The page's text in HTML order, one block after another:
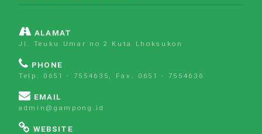
ALAMAT
Jl. Teuku Umar no 2 Kuta Lhoksukon
PHONE
Telp. 0651 - 7554635, Fax. 0651 - 7554636
EMAIL
admin@gampong.id
WEBSITE